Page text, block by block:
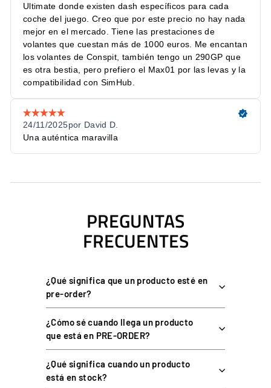
Iluminación
21 LED RGB dash · 10 botones
RGB · 8 zonas de función RGB
Botones 10 RGB ErgoTouch
4 encoders · 4 rotativos · 2
joysticks de 7 direcciones ·
Levas
Frontal fibra de carbono 5 mm
70 mm PCD · adaptador QR
50/70 mm incluido (USB grado
aviación) · QR CDP opcional
Plataforma PC
Software
SimHub (plug & play) · Conspit
COMPATIBILIDAD Y MONTAJE
PREGUNTAS
FRECUENTES
¿Qué significa que un producto esté en
pre-order?
¿Cómo sé cuando llega un producto
que está en PRE-ORDER?
¿Qué significa cuando un producto
está en stock?